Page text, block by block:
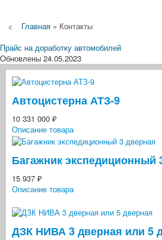
Главная » Контакты
Прайс на доработку автомобилей
Обновлены 24.05.2023
Автоцистерна АТЗ-9
10 331 000 ₽
Описание товара
Багажник экспедиционный
15 937 ₽
Описание товара
ДЗК НИВА 3 дверная или 5